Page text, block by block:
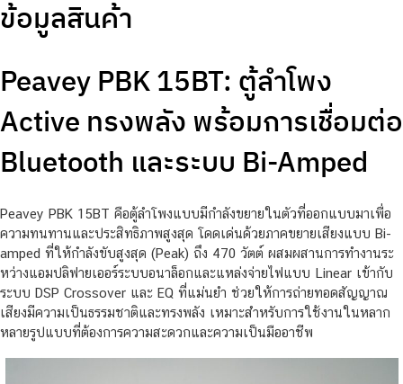
ข้อมูลสินค้า
Peavey PBK 15BT: ตู้ลำโพง
Active ทรงพลัง พร้อมการเชื่อมต่อ
Bluetooth และระบบ Bi-Amped
Peavey PBK 15BT คือตู้ลำโพงแบบมีกำลังขยายในตัวที่ออกแบบมาเพื่อ
ความทนทานและประสิทธิภาพสูงสุด โดดเด่นด้วยภาคขยายเสียงแบบ Bi-
amped ที่ให้กำลังขับสูงสุด (Peak) ถึง 470 วัตต์ ผสมผสานการทำงานระ
หว่างแอมปลิฟายเออร์ระบบอนาล็อกและแหล่งจ่ายไฟแบบ Linear เข้ากับ
ระบบ DSP Crossover และ EQ ที่แม่นยำ ช่วยให้การถ่ายทอดสัญญาณ
เสียงมีความเป็นธรรมชาติและทรงพลัง เหมาะสำหรับการใช้งานในหลาก
หลายรูปแบบที่ต้องการความสะดวกและความเป็นมืออาชีพ